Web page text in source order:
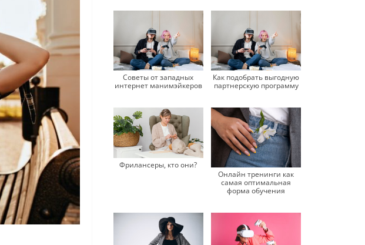
Советы от западных
интернет манимэйкеров
Как подобрать выгодную
партнерскую программу
Фрилансеры, кто они?
Онлайн тренинги как
самая оптимальная
форма обучения